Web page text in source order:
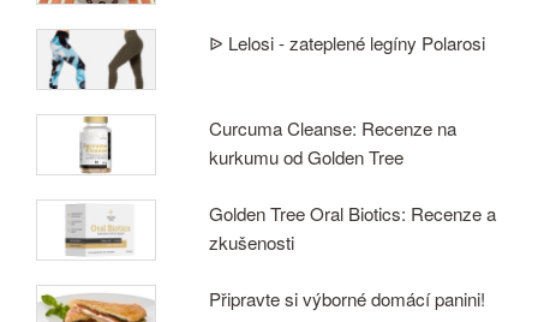
ᐉ Lelosi - zateplené legíny Polarosi
Curcuma Cleanse: Recenze na
kurkumu od Golden Tree
Golden Tree Oral Biotics: Recenze a
zkušenosti
Připravte si výborné domácí panini!